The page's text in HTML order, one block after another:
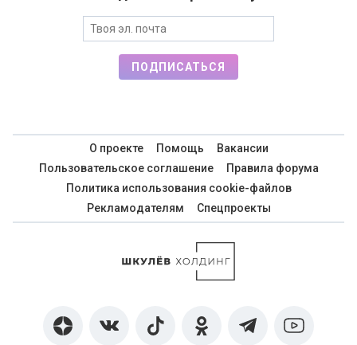
ПОДПИСАТЬСЯ
О проекте Помощь
Вакансии
Пользовательское соглашение
Правила форума
Политика использования cookie-файлов
Рекламодателям
Спецпроекты